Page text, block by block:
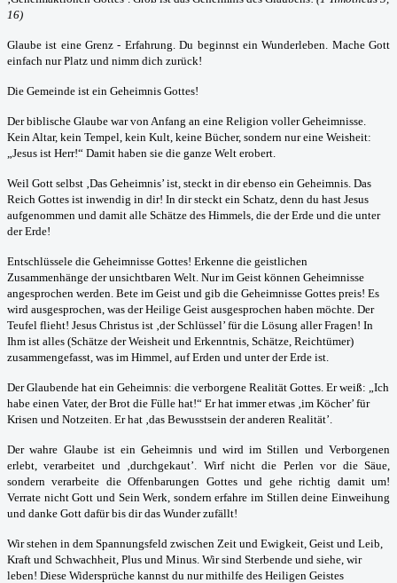
16)
Glaube ist eine Grenz - Erfahrung. Du beginnst ein Wunderleben. Mache Gott
einfach nur Platz und nimm dich zurück!
Die Gemeinde ist ein Geheimnis Gottes!
Der biblische Glaube war von Anfang an eine Religion voller Geheimnisse.
Kein Altar, kein Tempel, kein Kult, keine Bücher, sondern nur eine Weisheit:
„Jesus ist Herr!“ Damit haben sie die ganze Welt erobert.
Weil Gott selbst ‚Das Geheimnis’ ist, steckt in dir ebenso ein Geheimnis. Das
Reich Gottes ist inwendig in dir! In dir steckt ein Schatz, denn du hast Jesus
aufgenommen und damit alle Schätze des Himmels, die der Erde und die unter
der Erde!
Entschlüssele die Geheimnisse Gottes! Erkenne die geistlichen
Zusammenhänge der unsichtbaren Welt. Nur im Geist können Geheimnisse
angesprochen werden. Bete im Geist und gib die Geheimnisse Gottes preis! Es
wird ausgesprochen, was der Heilige Geist ausgesprochen haben möchte. Der
Teufel flieht! Jesus Christus ist ‚der Schlüssel’ für die Lösung aller Fragen! In
Ihm ist alles (Schätze der Weisheit und Erkenntnis, Schätze, Reichtümer)
zusammengefasst, was im Himmel, auf Erden und unter der Erde ist.
Der Glaubende hat ein Geheimnis: die verborgene Realität Gottes. Er weiß: „Ich
habe einen Vater, der Brot die Fülle hat!“ Er hat immer etwas ‚im Köcher’ für
Krisen und Notzeiten. Er hat ‚das Bewusstsein der anderen Realität’.
Der wahre Glaube ist ein Geheimnis und wird im Stillen und Verborgenen
erlebt, verarbeitet und ‚durchgekaut’. Wirf nicht die Perlen vor die Säue,
sondern verarbeite die Offenbarungen Gottes und gehe richtig damit um!
Verrate nicht Gott und Sein Werk, sondern erfahre im Stillen deine Einweihung
und danke Gott dafür bis dir das Wunder zufällt!
Wir stehen in dem Spannungsfeld zwischen Zeit und Ewigkeit, Geist und Leib,
Kraft und Schwachheit, Plus und Minus. Wir sind Sterbende und siehe, wir
leben! Diese Widersprüche kannst du nur mithilfe des Heiligen Geistes